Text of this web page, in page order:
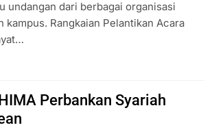
undangan dari berbagai organisasi
kampus. Rangkaian Pelantikan Acara
Perbankan Syariah